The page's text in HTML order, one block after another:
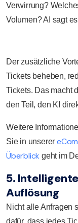
Verwirrung?
Volumen? AI sagt
Der zusätzliche
Tickets beheben,
Tickets. Das macht
den Teil, den KI
Weitere
Sie in unserer
Überblick geht im
5.
Auflösung
Nicht alle Anfragen
dafür, dass jedes